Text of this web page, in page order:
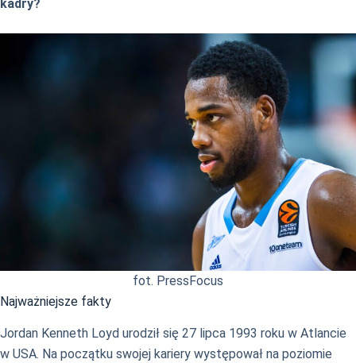
kadry?
fot. PressFocus
Najważniejsze fakty
Jordan Kenneth Loyd urodził się 27 lipca 1993 roku w Atlancie
w USA. Na początku swojej kariery występował na poziomie